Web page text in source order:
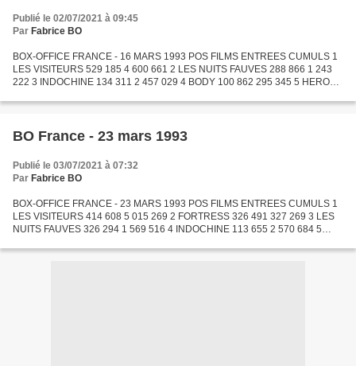
Publié le 02/07/2021 à 09:45
Par Fabrice BO
BOX-OFFICE FRANCE - 16 MARS 1993 POS FILMS ENTREES CUMULS 1
LES VISITEURS 529 185 4 600 661 2 LES NUITS FAUVES 288 866 1 243
222 3 INDOCHINE 134 311 2 457 029 4 BODY 100 862 295 345 5 HEROS
BO France - 23 mars 1993
Publié le 03/07/2021 à 07:32
Par Fabrice BO
BOX-OFFICE FRANCE - 23 MARS 1993 POS FILMS ENTREES CUMULS 1
LES VISITEURS 414 608 5 015 269 2 FORTRESS 326 491 327 269 3 LES
NUITS FAUVES 326 294 1 569 516 4 INDOCHINE 113 655 2 570 684 5
1...